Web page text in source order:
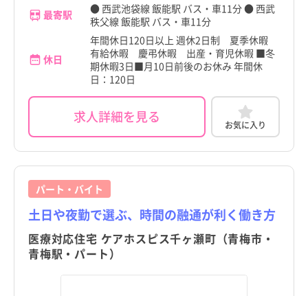
最寄駅
● 西武池袋線 飯能駅 バス・車11分 ● 西武
秩父線 飯能駅 バス・車11分
休日
年間休日120日以上 週休2日制 夏季休暇
有給休暇 慶弔休暇 出産・育児休暇 ■冬
期休暇3日■月10日前後のお休み 年間休
日：120日
求人詳細を見る お気に入り
パート・バイト
土日や夜勤で選ぶ、時間の融通が利く働き方
医療対応住宅 ケアホスピス千ヶ瀬町（青梅市・
青梅駅・パート）